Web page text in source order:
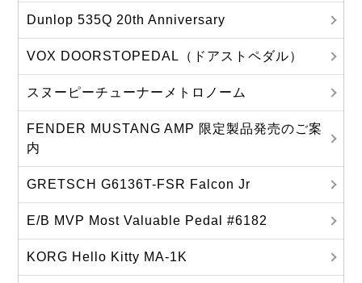
Dunlop 535Q 20th Anniversary
VOX DOORSTOPEDAL（ドアストペダル）
スヌーピーチューナーメトロノーム
FENDER MUSTANG AMP 限定製品発売のご案
内
GRETSCH G6136T-FSR Falcon Jr
E/B MVP Most Valuable Pedal #6182
KORG Hello Kitty MA‐1K